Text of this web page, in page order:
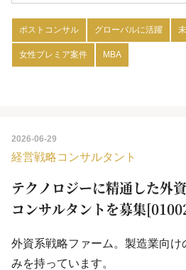
ポストコンサル グローバルに活躍
女性プレミア案件 MBA
2026-06-29
経営戦略コンサルタント
テクノロジーに精通した外
コンサルタントを募集
外資系戦略ファーム。製造業向
みを持っています。